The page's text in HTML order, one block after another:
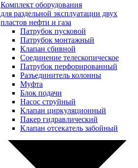
Комплект оборудования
для раздельной эксплуатации двух
пластов нефти и газа
Патрубок пусковой
Патрубок монтажный
Клапан сбивной
Соединение телескопическое
Патрубок перфорированный
Разъединитель колонны
Муфта
Блок подачи
Насос струйный
Клапан циркуляционный
Пакер гидравлический
Клапан отсекатель забойный